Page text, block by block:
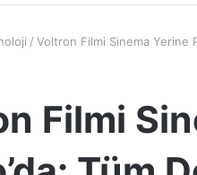
/ Voltron Filmi Sinema Yerine
Filmi